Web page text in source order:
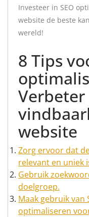
Investeer in SEO
website de beste
wereld!
8 Tips
Verbeter
website
Zorg ervoor dat
relevant en uniek
Gebruik
doelgroep.
Maak gebruik van
optimaliseren